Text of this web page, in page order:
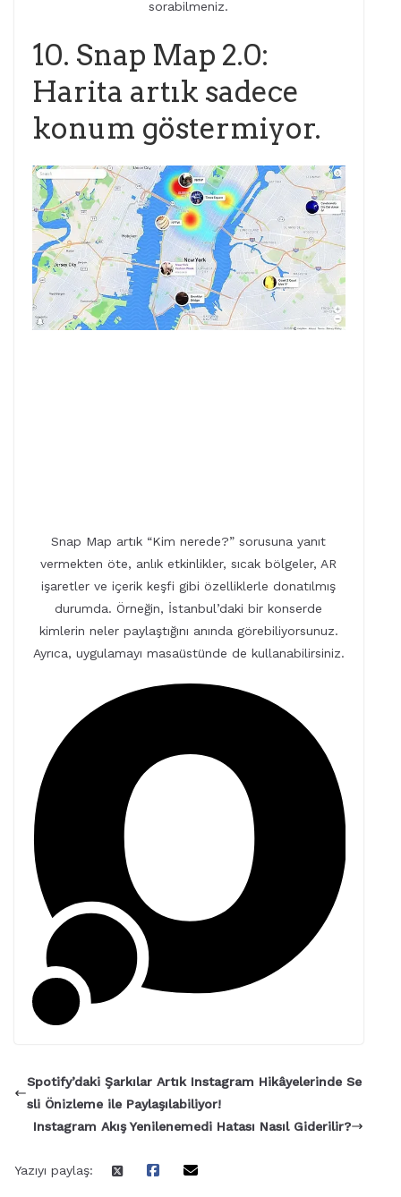
sorabilmeniz.
10. Snap Map 2.0:
Harita artık sadece
konum göstermiyor.
Snap Map artık “Kim nerede?” sorusuna yanıt
vermekten öte, anlık etkinlikler, sıcak bölgeler, AR
işaretler ve içerik keşfi gibi özelliklerle donatılmış
durumda. Örneğin, İstanbul’daki bir konserde
kimlerin neler paylaştığını anında görebiliyorsunuz.
Ayrıca, uygulamayı masaüstünde de kullanabilirsiniz.
Spotify’daki Şarkılar Artık Instagram Hikâyelerinde Se
sli Önizleme ile Paylaşılabiliyor!
Instagram Akış Yenilenemedi Hatası Nasıl Giderilir?
Yazıyı paylaş: